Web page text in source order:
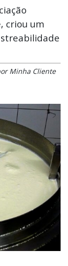
criou um
Minha Cliente